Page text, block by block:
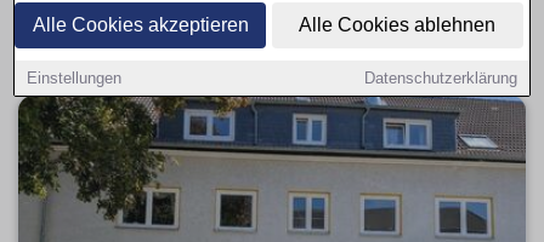
Alle Cookies akzeptieren Alle Cookies ablehnen
Einstellungen Datenschutzerklärung
provisionsfrei
Vergleich.